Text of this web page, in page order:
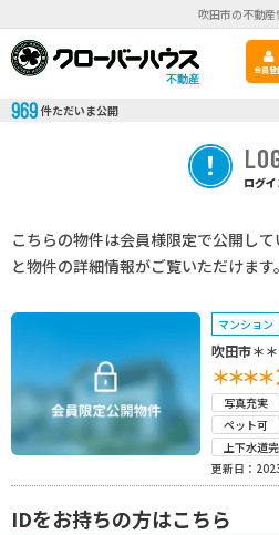
吹田市の不動産
不動産
会員登
969 件ただいま公開
ログ
こちらの物件は会員様限定で公開し
と物件の詳細情報がご覧いただけます。
マンション
吹田市＊
＊＊＊＊
写真充実
ペット可
上下水道
更新日：
IDをお持ちの方はこちら